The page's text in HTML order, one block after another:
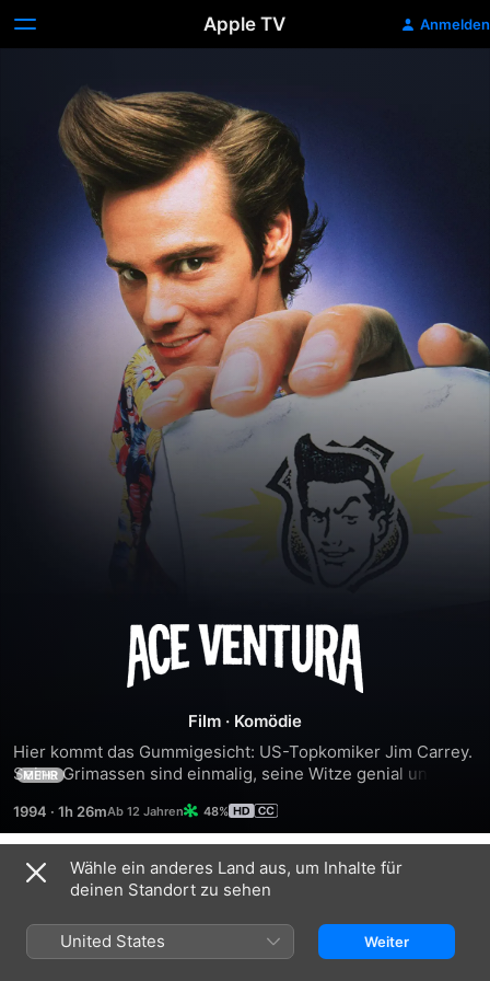
Apple TV Anmelden
Ace
Ventura
-
Ein
tierischer
Detektiv
Film · Komödie
Hier kommt das Gummigesicht: US-Topkomiker Jim Carrey.
Seine Grimassen sind einmalig, seine Witze genial und sein
den man finden kann (und der Einzige). Nur er kann das
schreckliche Verbrechen aufklären, das Miami erschüttert:
Der Delphin Snowflake - Maskottchen der Miami Dolphins -
wurde entführt ...
MEHR
1994 · 1h 26m 48%
Ähnlich
Ventura
nackte
Kanone
Wähle ein anderes Land aus, um Inhalte für
deinen Standort zu sehen
United States Weiter